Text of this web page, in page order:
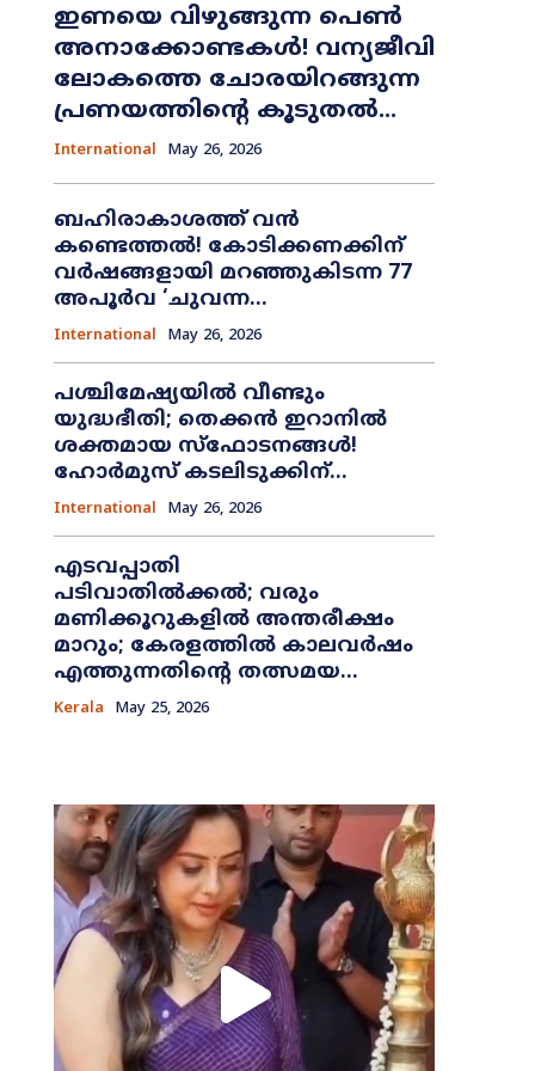
ഇണയെ വിഴുങ്ങുന്ന പെൺ
അനാക്കോണ്ടകൾ! വന്യജീവി
ലോകത്തെ ചോരയിറങ്ങുന്ന
പ്രണയത്തിന്റെ കൂടുതൽ...
International May 26, 2026
ബഹിരാകാശത്ത് വൻ
കണ്ടെത്തൽ! കോടിക്കണക്കിന്
വർഷങ്ങളായി മറഞ്ഞുകിടന്ന 77
അപൂർവ ‘ചുവന്ന...
International May 26, 2026
പശ്ചിമേഷ്യയിൽ വീണ്ടും
യുദ്ധഭീതി; തെക്കൻ ഇറാനിൽ
ശക്തമായ സ്ഫോടനങ്ങൾ!
ഹോർമുസ് കടലിടുക്കിന്...
International May 26, 2026
എടവപ്പാതി
പടിവാതിൽക്കൽ; വരും
മണിക്കൂറുകളിൽ അന്തരീക്ഷം
മാറും; കേരളത്തിൽ കാലവർഷം
എത്തുന്നതിന്റെ തത്സമയ...
Kerala May 25, 2026